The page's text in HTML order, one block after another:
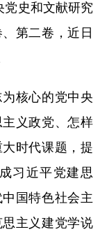
体育
军事
汽车
数字经济
悦读
史和文献研究
第二卷，近日
核心的党中央
义政党、怎样
时代课题，提
习近平党建思
国特色社会主
主义建党学说